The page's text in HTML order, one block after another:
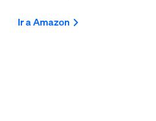
Ir a Amazon